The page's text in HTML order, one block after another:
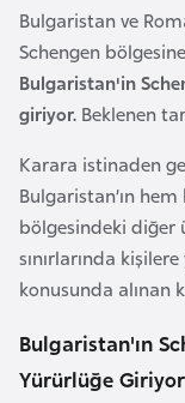
Bulgaristan ve
Schengen
Bulgaristan'in
giriyor. Beklenen
Karara istinaden
Bulgaristan’ın
bölgesindeki diğer
sınırlarında
konusunda alınan
Bulgaristan'ın
Yürürlüğe Giriyor
t
u
r
y
a
A
z
e
b
a